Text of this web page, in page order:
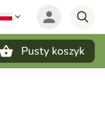
Pusty koszyk